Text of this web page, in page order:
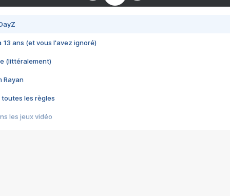
13 ans (et vous l'avez ignoré)
(littéralement)
Rayan
toutes les règles
les jeux vidéo